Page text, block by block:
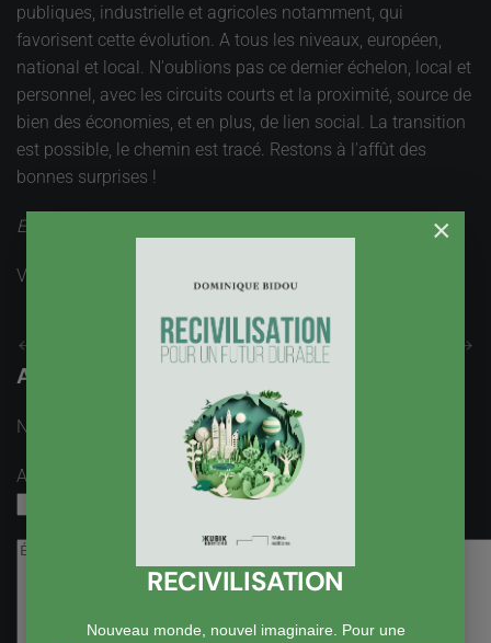
publiques, industrielle et agricoles notamment, qui
favorisent cette évolution. A tous les niveaux, européen,
national et local. N'oublions pas ce dernier échelon, local et
personnel, avec les circuits courts et la proximité, source de
bien des économies, et en plus, de lien social. La transition
est possible, le chemin est tracé. Restons à l'affût des
bonnes surprises !
Edito du 19 décembre 2018
Vues : 2540
Ajouter un Commentaire
Nom
Adresse email obligatoire, mais pas visible
×
RECIVILISATION
Nouveau monde, nouvel imaginaire. Pour une